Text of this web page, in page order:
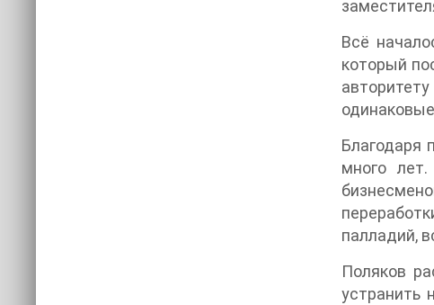
Всё
который
Благодаря
много
палладий,
Поляков
устранить